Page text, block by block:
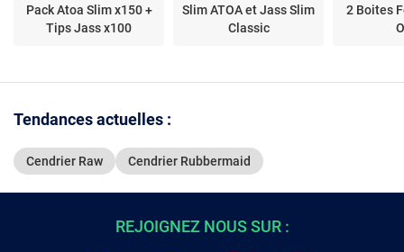
Pack Atoa Slim x150 +
Tips Jass x100
Slim ATOA et Jass Slim
Classic
2 Boites
Tendances actuelles :
Cendrier Raw Cendrier Rubbermaid
REJOIGNEZ NOUS SUR :